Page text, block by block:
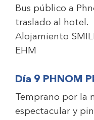
Bus público a
traslado al hotel.
Alojamiento
EHM
Día 9 PHNOM
Temprano por la
espectacular y